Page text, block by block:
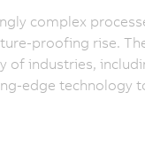
complex
proofing rise.
of industries,
edge technology